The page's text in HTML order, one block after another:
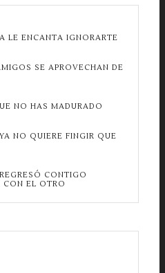
LE ENCANTA IGNORARTE
SE APROVECHAN DE
NO HAS MADURADO
NO QUIERE FINGIR QUE
CONTIGO
CON EL OTRO